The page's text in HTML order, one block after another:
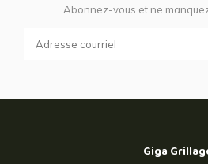
Abonnez-vous et ne
Giga